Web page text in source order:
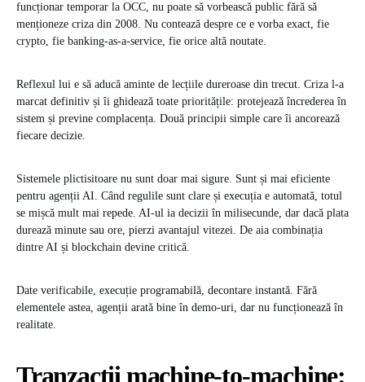
funcționar temporar la OCC, nu poate să vorbească public fără să
menționeze criza din 2008. Nu contează despre ce e vorba exact, fie
crypto, fie banking-as-a-service, fie orice altă noutate.
Reflexul lui e să aducă aminte de lecțiile dureroase din trecut. Criza l-a
marcat definitiv și îi ghidează toate prioritățile: protejează încrederea în
sistem și previne complacența. Două principii simple care îi ancorează
fiecare decizie.
Sistemele plictisitoare nu sunt doar mai sigure. Sunt și mai eficiente
pentru agenții AI. Când regulile sunt clare și execuția e automată, totul
se mișcă mult mai repede. AI-ul ia decizii în milisecunde, dar dacă plata
durează minute sau ore, pierzi avantajul vitezei. De aia combinația
dintre AI și blockchain devine critică.
Date verificabile, execuție programabilă, decontare instantă. Fără
elementele astea, agenții arată bine în demo-uri, dar nu funcționează în
realitate.
Tranzacții machine-to-machine: